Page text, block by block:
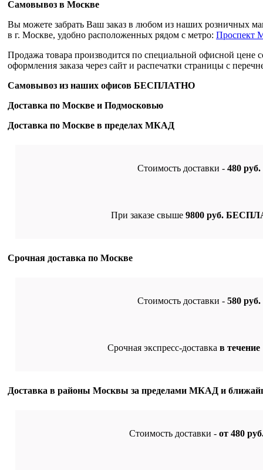
Самовывоз в Москве
Вы можете забрать Ваш заказ в любом из наших розничных
в г. Москве, удобно расположенных рядом с метро: Проспект
Продажа товара производится по специальной офисной цене
оформления заказа через сайт и распечатки страницы с
Самовывоз из наших офисов БЕСПЛАТНО
Доставка по Москве и Подмосковью
Доставка по Москве в пределах МКАД
Стоимость доставки - 480 руб.
При заказе свыше 9800 руб.
Срочная доставка по Москве
Стоимость доставки - 580 руб.
Срочная экспресс-доставка в течение
Доставка в районы Москвы за пределами МКАД и
Стоимость доставки - от 480